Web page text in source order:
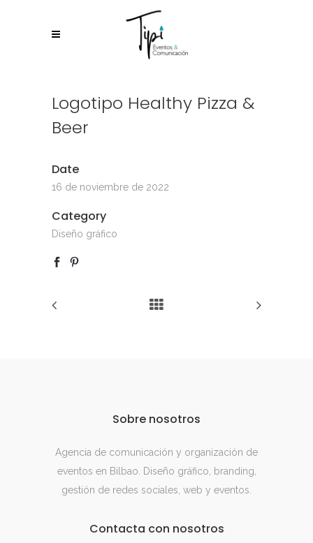
Logotipo Healthy Pizza &
Beer
Date
16 de noviembre de 2022
Category
Diseño gráfico
Sobre nosotros
Agencia de comunicación y organización de
eventos en Bilbao. Diseño gráfico, branding,
gestión de redes sociales, web y eventos.
Contacta con nosotros